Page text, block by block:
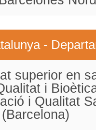
-
superior en
i
i Qualitat